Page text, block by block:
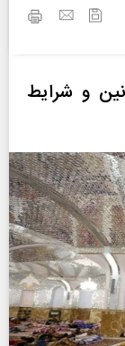
و شرایط